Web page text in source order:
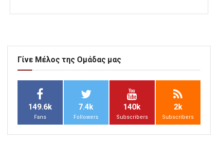
Γίνε Μέλος της Ομάδας μας
149.6k
Fans
7.4k
Followers
140k
Subscribers
2k
Subscribers